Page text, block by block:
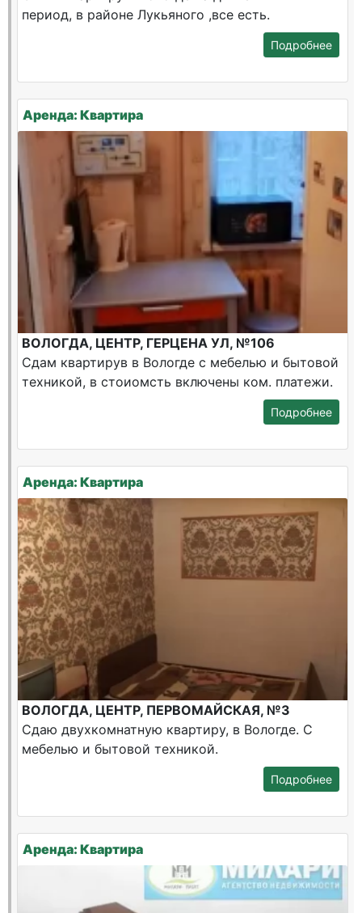
период, в районе Лукьяного ,все есть.
Подробнее
Аренда: Квартира
ВОЛОГДА, ЦЕНТР, ГЕРЦЕНА УЛ, №106
Сдам квартирув в Вологде с мебелью и бытовой
техникой, в стоиомсть включены ком. платежи.
Подробнее
Аренда: Квартира
ВОЛОГДА, ЦЕНТР, ПЕРВОМАЙСКАЯ, №3
Сдаю двухкомнатную квартиру, в Вологде. С
мебелью и бытовой техникой.
Подробнее
Аренда: Квартира